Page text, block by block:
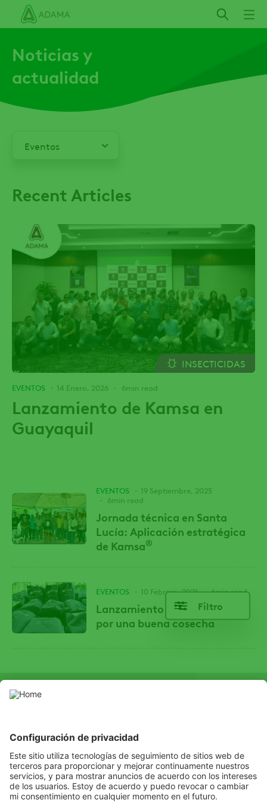
principal
Noticias y
actualidad
Eventos
Noticias
Técnicos
Tips
Filtro
Recent Articles
INSECTICIDAS
EVENTOS 14 Enero, 2026 6min read
Lanzamiento de Kamsa en
Guayaquil
EVENTOS
19 Septiembre, 2025
6min read
Jornada técnica en Santa
Lucía: Aplicación estratégica
de Kamsa®
EVENTOS 10 Febrero, 2021 6min read
Lanzamiento Zariva: unidos
por una buena cosecha
LinkedIn
© Copyright ©2016 ADAMA Andina B.V. Sucursal Ecuador - Todos
los derechos reservados